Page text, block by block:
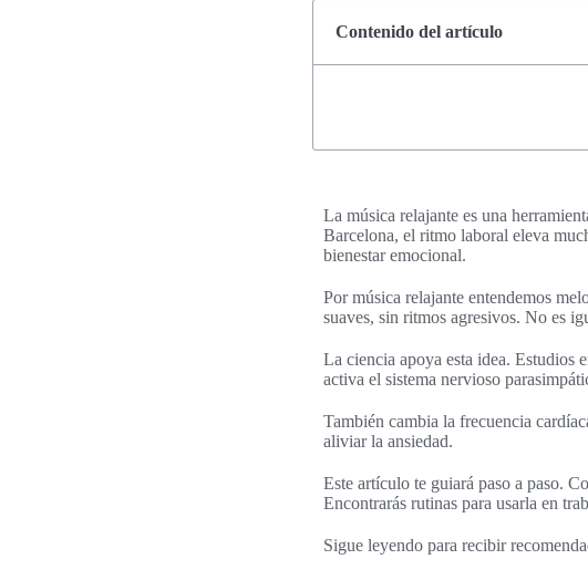
Contenido del artículo
La música relajante es una
Barcelona, el ritmo laboral eleva
bienestar emocional.
Por música relajante entendemos
suaves, sin ritmos agresivos. No es
La ciencia apoya esta idea. Estudios
activa el sistema nervioso
También cambia la frecuencia
aliviar la ansiedad.
Este artículo te guiará paso a paso.
Encontrarás rutinas para usarla en
Sigue leyendo para recibir